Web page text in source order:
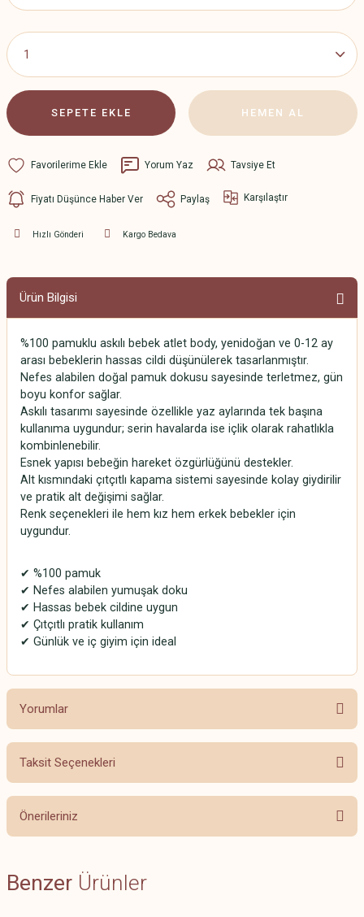
SEPETE EKLE HEMEN AL
Yorum Yaz Tavsiye Et
Fiyatı Düşünce Haber Ver Paylaş Karşılaştır
Hızlı Gönderi Kargo Bedava
Ürün Bilgisi
%100 pamuklu askılı bebek atlet body, yenidoğan ve 0-12 ay
arası bebeklerin hassas cildi düşünülerek tasarlanmıştır.
Nefes alabilen doğal pamuk dokusu sayesinde terletmez, gün
boyu konfor sağlar.
Askılı tasarımı sayesinde özellikle yaz aylarında tek başına
kullanıma uygundur; serin havalarda ise içlik olarak rahatlıkla
kombinlenebilir.
Esnek yapısı bebeğin hareket özgürlüğünü destekler.
Alt kısmındaki çıtçıtlı kapama sistemi sayesinde kolay giydirilir
ve pratik alt değişimi sağlar.
Renk seçenekleri ile hem kız hem erkek bebekler için
uygundur.
✔ %100 pamuk
✔ Nefes alabilen yumuşak doku
✔ Hassas bebek cildine uygun
✔ Çıtçıtlı pratik kullanım
✔ Günlük ve iç giyim için ideal
Yorumlar
Bu ürüne ilk yorumu siz yapın!
Taksit Seçenekleri
Önerileriniz
yetersiz gördüğünüz noktaları öneri formunu kullanarak tarafımıza
iletebilirsiniz.
Benzer Ürünler